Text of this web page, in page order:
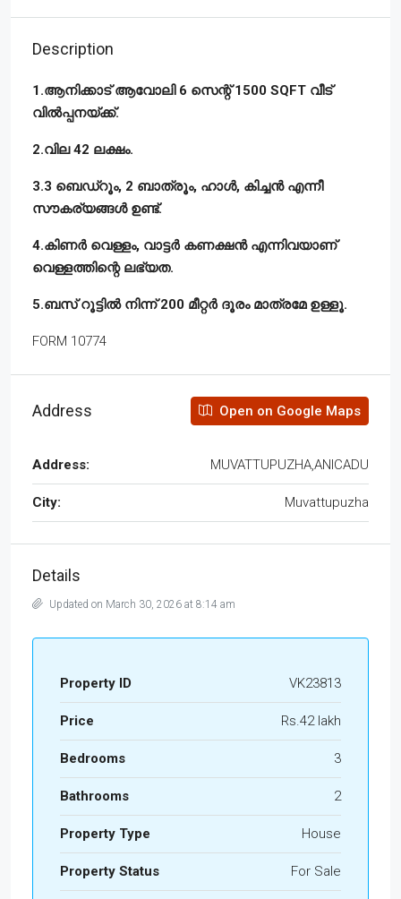
Description
1.ആനിക്കാട് ആവോലി 6 സെന്റ് 1500 SQFT വീട്
വിൽപ്പനയ്ക്ക്.
2.വില 42 ലക്ഷം.
3.3 ബെഡ്‌റൂം, 2 ബാത്രൂം, ഹാൾ, കിച്ചൻ എന്നീ
സൗകര്യങ്ങൾ ഉണ്ട്‌.
4.കിണർ വെള്ളം, വാട്ടർ കണക്ഷൻ എന്നിവയാണ്
വെള്ളത്തിന്റെ ലഭ്യത.
5.ബസ് റൂട്ടിൽ നിന്ന് 200 മീറ്റർ ദൂരം മാത്രമേ ഉള്ളൂ.
FORM 10774
Address Open on Google Maps
Address: MUVATTUPUZHA,ANICADU
City: Muvattupuzha
Details
Updated on March 30, 2026 at 8:14 am
Property ID VK23813
Price Rs.42 lakh
Bedrooms 3
Bathrooms 2
Property Type House
Property Status For Sale